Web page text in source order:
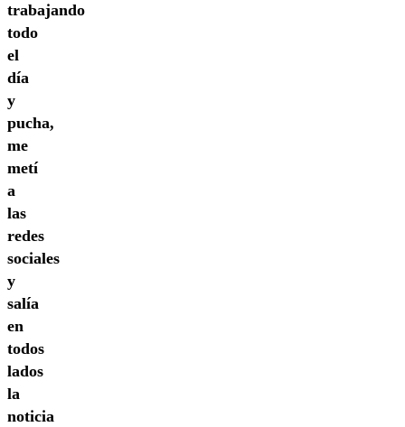
trabajando
todo
el
día
y
pucha,
me
metí
a
las
redes
sociales
y
salía
en
todos
lados
la
noticia